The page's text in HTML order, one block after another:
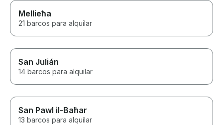
Mellieħa
21 barcos para alquilar
San Julián
14 barcos para alquilar
San Pawl il-Baħar
13 barcos para alquilar